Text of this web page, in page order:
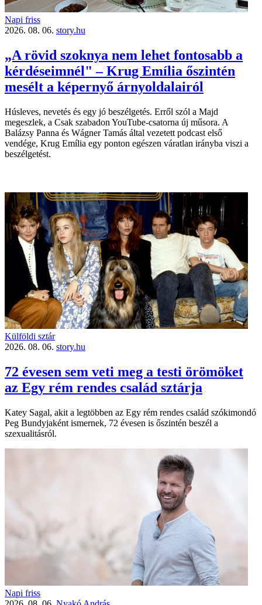
Napi friss
2026. 08. 06. story.hu
„A rövid szoknya nem lehet fontosabb a
kérdéseimnél" – Krug Emília őszintén
mesélt a képernyő árnyoldalairól
Húsleves, nevetés és egy jó beszélgetés. Erről szól a Majd
megeszlek, a Csak szabadon YouTube-csatorna új műsora. A
Balázsy Panna és Wágner Tamás által vezetett podcast első
vendége, Krug Emília egy ponton egészen váratlan irányba viszi a
beszélgetést.
Külföldi sztár
2026. 08. 06. story.hu
72 évesen sem veti meg a testi örömöket
az Egy rém rendes család sztárja
Katey Sagal, akit a legtöbben az Egy rém rendes család szókimondó
Peg Bundyjaként ismernek, 72 évesen is őszintén beszél a
szexualitásról.
Napi friss